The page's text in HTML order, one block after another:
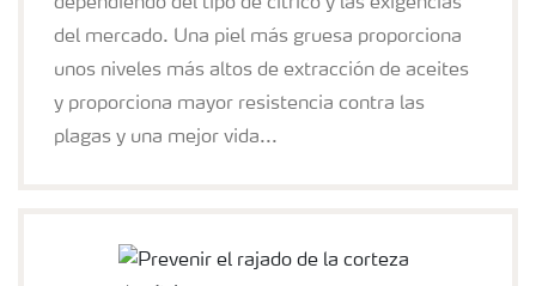
del mercado. Una piel más gruesa proporciona
unos niveles más altos de extracción de aceites
y proporciona mayor resistencia contra las
plagas y una mejor vida...